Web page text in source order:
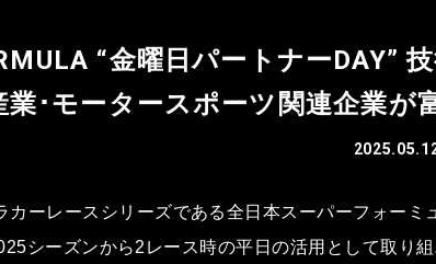
“⾦曜⽇パートナーDAY”
業･モータースポーツ関連企業が
カーレースシリーズである全⽇本スーパーフォー
シーズンから2レース時の平⽇の活⽤として取り